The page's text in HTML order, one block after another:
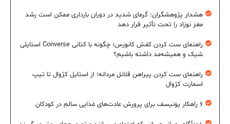
هشدار پژوهشگران: گرمای شدید در دوران بارداری ممکن است رشد
مغز نوزاد را تحت تأثیر قرار دهد
راهنمای ست کردن کفش کانورس؛ چگونه با کتانی Converse استایلی
شیک و همیشه‌مد داشته باشیم؟
راهنمای ست کردن پیراهن فلانل مردانه؛ از استایل کژوال تا تیپ
اسمارت کژوال
۶ راهکار یونیسف برای پرورش عادت‌های غذایی سالم در کودکان